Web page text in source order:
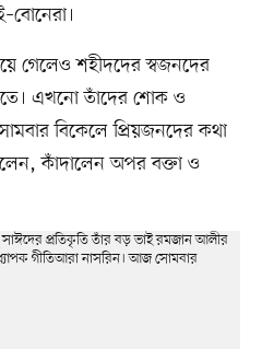
গেলেও শহীদদের স্বজনদের
এখনো তাঁদের শোক ও
বিকেলে প্রিয়জনদের কথা
কাঁদালেন অপর বক্তা ও